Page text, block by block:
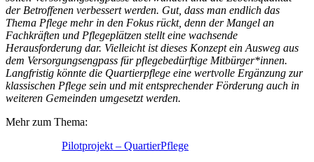
der Betroffenen verbessert werden. Gut, dass man endlich das
Thema Pflege mehr in den Fokus rückt, denn der Mangel an
Fachkräften und Pflegeplätzen stellt eine wachsende
Herausforderung dar. Vielleicht ist dieses Konzept ein Ausweg aus
dem Versorgungsengpass für pflegebedürftige Mitbürger*innen.
Langfristig könnte die Quartierpflege eine wertvolle Ergänzung zur
klassischen Pflege sein und mit entsprechender Förderung auch in
weiteren Gemeinden umgesetzt werden.
Mehr zum Thema:
Pilotprojekt – QuartierPflege